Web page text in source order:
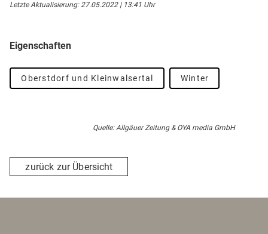
Letzte Aktualisierung: 27.05.2022 | 13:41 Uhr
Eigenschaften
Oberstdorf und Kleinwalsertal Winter
Quelle: Allgäuer Zeitung & OYA media GmbH
zurück zur Übersicht